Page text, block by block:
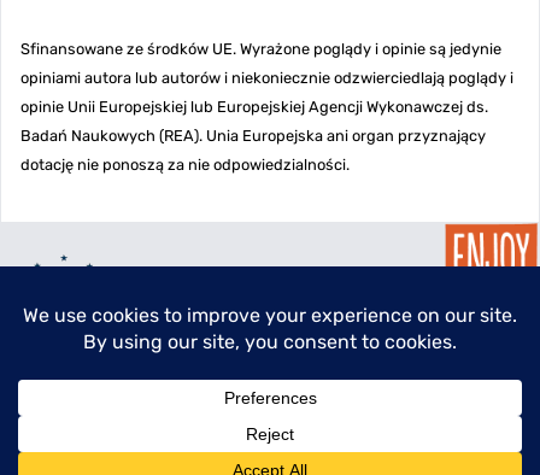
menu
Sfinansowane ze środków UE. Wyrażone poglądy i opinie są jedynie
opiniami autora lub autorów i niekoniecznie odzwierciedlają poglądy i
opinie Unii Europejskiej lub Europejskiej Agencji Wykonawczej ds.
Badań Naukowych (REA). Unia Europejska ani organ przyznający
dotację nie ponoszą za nie odpowiedzialności.